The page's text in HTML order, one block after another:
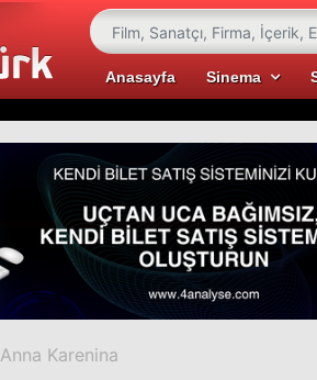
Anasayfa Sinema
Anna Karenina